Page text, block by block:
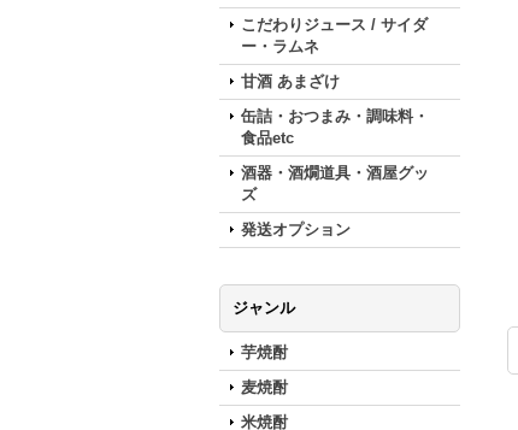
こだわりジュース / サイダ
ー・ラムネ
甘酒 あまざけ
缶詰・おつまみ・調味料・
食品etc
酒器・酒燗道具・酒屋グッ
ズ
発送オプション
ジャンル
芋焼酎
麦焼酎
米焼酎